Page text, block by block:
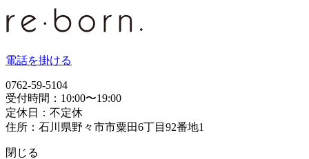
電話を掛ける
0762-59-5104
受付時間：10:00〜19:00
定休日：不定休
住所：石川県野々市市粟田6丁目92番地1
閉じる